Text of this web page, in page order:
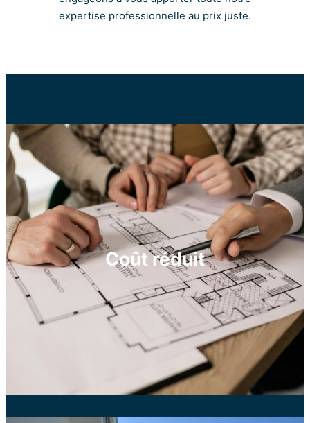
expertise professionnelle au prix juste.
Coût réduit